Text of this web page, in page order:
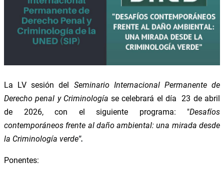
La LV sesión del Seminario Internacional Permanente de
Derecho penal y Criminología se celebrará el día 23 de abril
de 2026, con el siguiente programa: "Desafíos
contemporáneos frente al daño ambiental: una mirada desde
la Criminología verde".
Ponentes: